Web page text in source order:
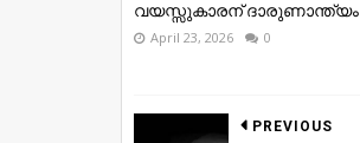
വയസ്സുകാരന് ദാരുണാന്ത്യം
April 23, 2026 0
PREVIOUS